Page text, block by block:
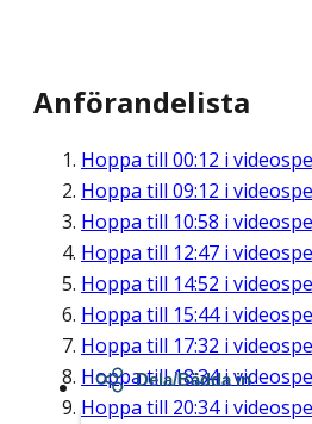
Anförandelista
Hoppa till 00:12 i
Hoppa till 09:12 i
Hoppa till 10:58 i
Hoppa till 12:47 i
Hoppa till 14:52 i
Hoppa till 15:44i
Hoppa till 17:32 i
Hoppa till18:34i
Hoppa till 20:34i
Dela/Bädda in